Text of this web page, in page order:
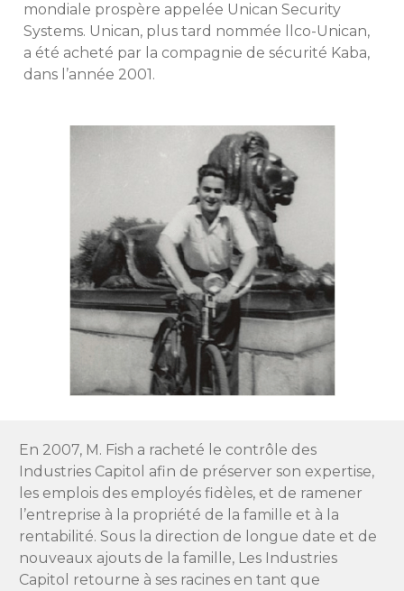
mondiale prospère appelée Unican Security
Systems. Unican, plus tard nommée llco-Unican,
a été acheté par la compagnie de sécurité Kaba,
dans l’année 2001.
En 2007, M. Fish a racheté le contrôle des
Industries Capitol afin de préserver son expertise,
les emplois des employés fidèles, et de ramener
l’entreprise à la propriété de la famille et à la
rentabilité. Sous la direction de longue date et de
nouveaux ajouts de la famille, Les Industries
Capitol retourne à ses racines en tant que